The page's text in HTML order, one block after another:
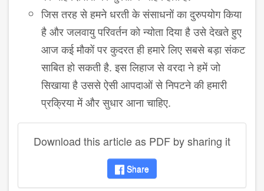
जिस तरह से हमने धरती के संसाधनों का दुरुपयोग किया
है और जलवायु परिवर्तन को न्योता दिया है उसे देखते हुए
आज कई मौकों पर कुदरत ही हमारे लिए सबसे बड़ा संकट
साबित हो सकती है. इस लिहाज से वरदा ने हमें जो
सिखाया है उससे ऐसी आपदाओं से निपटने की हमारी
प्रक्रिया में और सुधार आना चाहिए.
Download this article as PDF by sharing it
Share